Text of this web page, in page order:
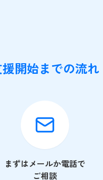
開始までの流れ
まずはメールか電話で
ご相談